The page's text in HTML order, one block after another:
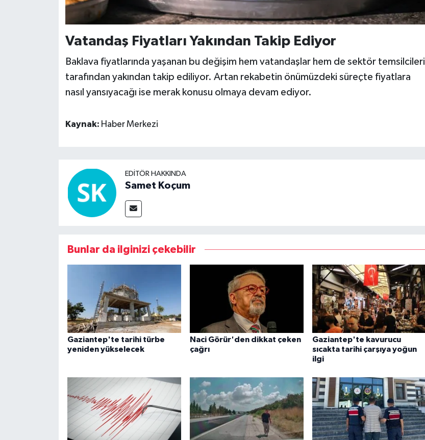
Vatandaş Fiyatları Yakından Takip Ediyor
Baklava fiyatlarında yaşanan bu değişim hem vatandaşlar hem de sektör temsilcileri
tarafından yakından takip ediliyor. Artan rekabetin önümüzdeki süreçte fiyatlara
nasıl yansıyacağı ise merak konusu olmaya devam ediyor.
Kaynak: Haber Merkezi
EDITÖR HAKKINDA
Samet Koçum
Bunlar da ilginizi çekebilir
Gaziantep'te tarihi türbe
yeniden yükselecek
Naci Görür'den dikkat çeken
çağrı
Gaziantep'te kavurucu
sıcakta tarihi çarşıya yoğun
ilgi